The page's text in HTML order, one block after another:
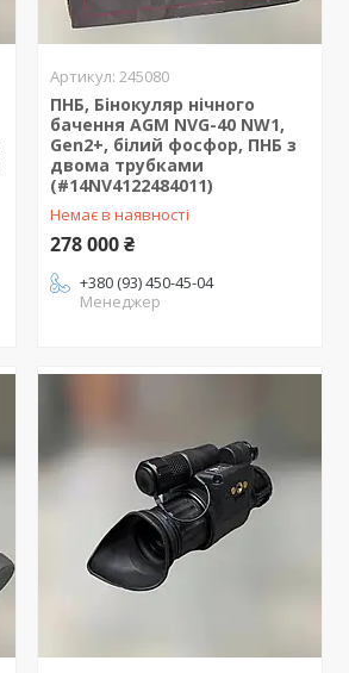
245080
ПНБ, Бінокуляр нічного
бачення AGM NVG-40 NW1,
Gen2+, білий фосфор, ПНБ з
двома трубками
(#14NV4122484011)
Немає в наявності
278 000 ₴
+380 (93) 450-45-04
Менеджер